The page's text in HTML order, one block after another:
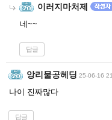
이러지마처제
네~~
답글
앙리물공헤딩 25-06-16
나이 진짜많다
답글